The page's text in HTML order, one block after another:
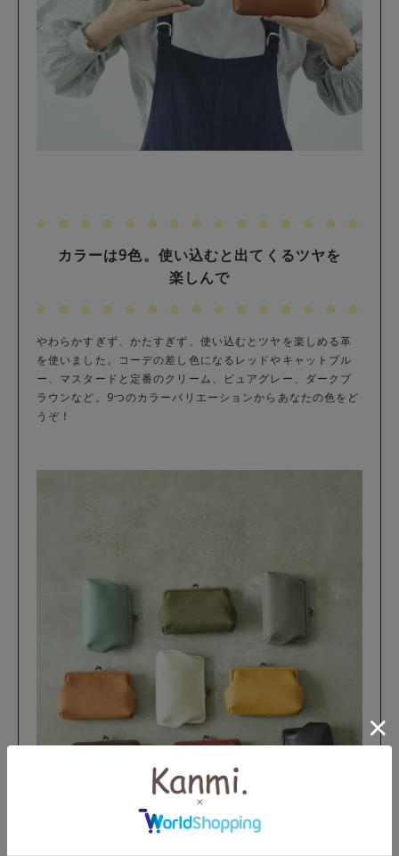
カラーは9色。使い込むと出てくるツヤを
楽しんで
やわらかすぎず、かたすぎず、使い込むとツヤを楽しめる革
を使いました。コーデの差し色になるレッドやキャットブル
ー、マスタードと定番のクリーム、ピュアグレー、ダークブ
ラウンなど。9つのカラーバリエーションからあなたの色をど
うぞ！